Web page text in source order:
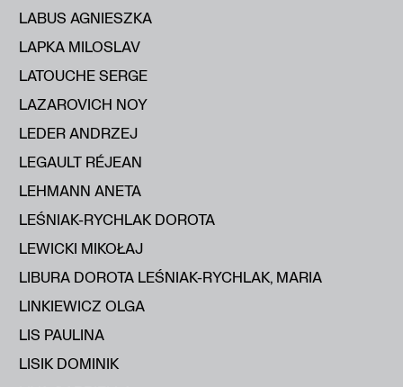
LABUS AGNIESZKA
LAPKA MILOSLAV
LATOUCHE SERGE
LAZAROVICH NOY
LEDER ANDRZEJ
LEGAULT RÉJEAN
LEHMANN ANETA
LEŚNIAK-RYCHLAK DOROTA
LEWICKI MIKOŁAJ
LIBURA DOROTA LEŚNIAK-RYCHLAK, MARIA
LINKIEWICZ OLGA
LIS PAULINA
LISIK DOMINIK